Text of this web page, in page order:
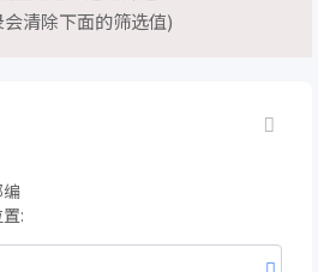
清除下面的筛选值)
: